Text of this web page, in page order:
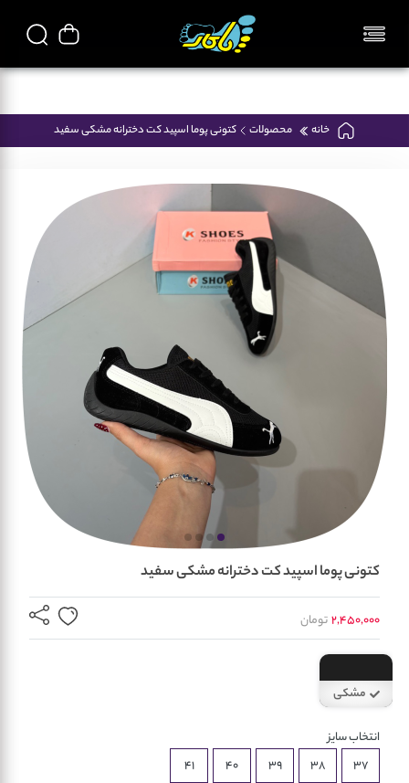
تمامی محصولات فروشگاه پاکار ایرانی میباشد
خانه محصولات کتونی پوما اسپید کت دخترانه مشکی سفید
کتونی پوما اسپید کت دخترانه مشکی سفید
2,450,000تومان
مشکی
انتخاب سایز
37
38
39
40
41